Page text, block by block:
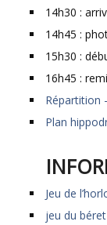
14h30 :
14h45 :
15h30 :
16h45 :
Répartition
Plan
Jeu de
jeu du béret